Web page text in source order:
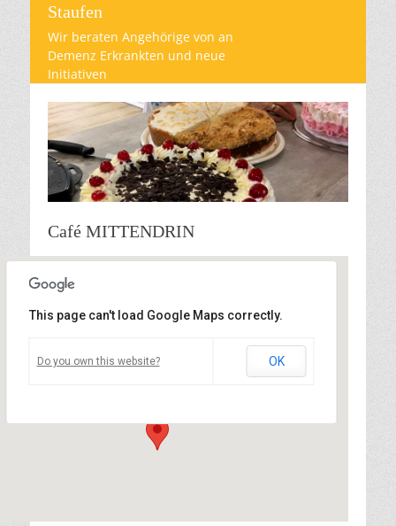
Staufen
Wir beraten Angehörige von an
Demenz Erkrankten und neue
Initiativen
Café MITTENDRIN
This page can't load Google Maps correctly.
Do you own this website? OK